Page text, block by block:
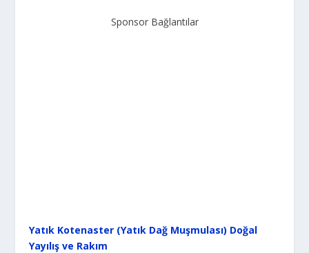
Sponsor Bağlantılar
Yatık Kotenaster (Yatık Dağ Muşmulası) Doğal
Yayılış ve Rakım